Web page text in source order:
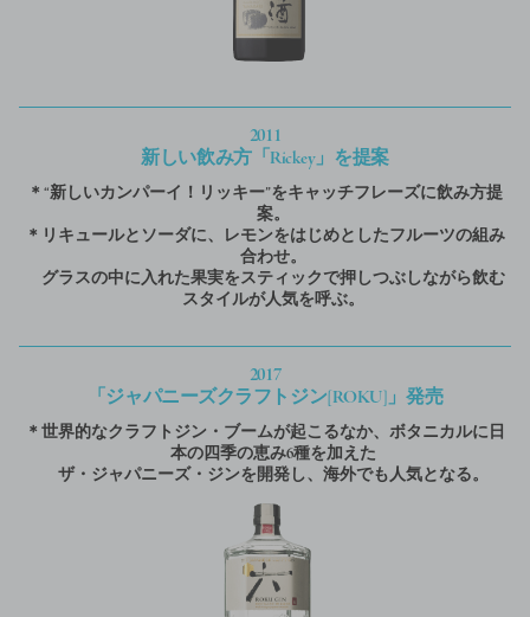
2011
新しい飲み方「Rickey」を提案
＊“新しいカンパーイ！リッキー”をキャッチフレーズに飲み方提
案。
＊リキュールとソーダに、レモンをはじめとしたフルーツの組み
合わせ。
グラスの中に入れた果実をスティックで押しつぶしながら飲む
スタイルが人気を呼ぶ。
2017
「ジャパニーズクラフトジン[ROKU]」発売
＊世界的なクラフトジン・ブームが起こるなか、ボタニカルに日
本の四季の恵み6種を加えた
ザ・ジャパニーズ・ジンを開発し、海外でも人気となる。